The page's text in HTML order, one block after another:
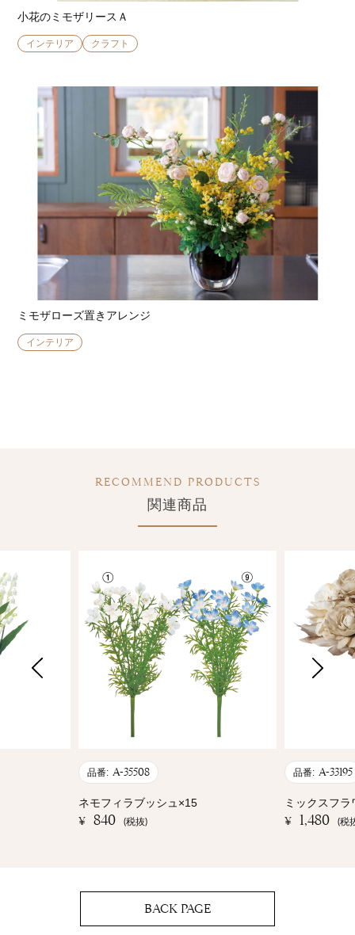
小花のミモザリースＡ
インテリア クラフト
ミモザローズ置きアレンジ
インテリア
RECOMMEND PRODUCTS
関連商品
品番: A-35508
ネモフィラブッシュ×15
¥ 840 (税抜)
品番: A-33195
ミックスフ
¥ 1,480 (税
BACK PAGE